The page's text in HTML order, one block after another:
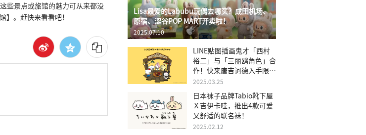
些景点或旅馆的魅力可从来都没
】。赶快来看看吧！
Lisa最爱的Labubu玩偶去哪买？成田机场、
原宿、涩谷POP MART开卖啦！
2025.07.10
LINE贴图插画鬼才「西村
裕二」与「三丽鸥角色」合
作！快来唐吉诃德入手限量
商品
2025.03.25
日本袜子品牌Tabio靴下屋
Ｘ吉伊卡哇，推出4款可爱
又舒适的联名袜！
2025.02.12